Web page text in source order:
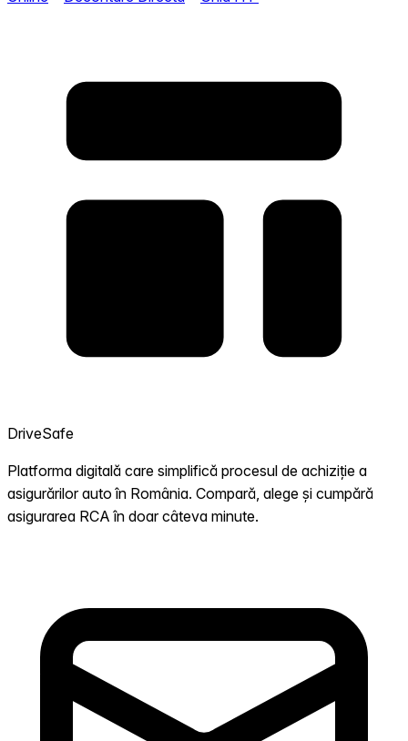
DriveSafe
Platforma digitală care simplifică procesul de achiziție a
asigurărilor auto în România. Compară, alege și cumpără
asigurarea RCA în doar câteva minute.